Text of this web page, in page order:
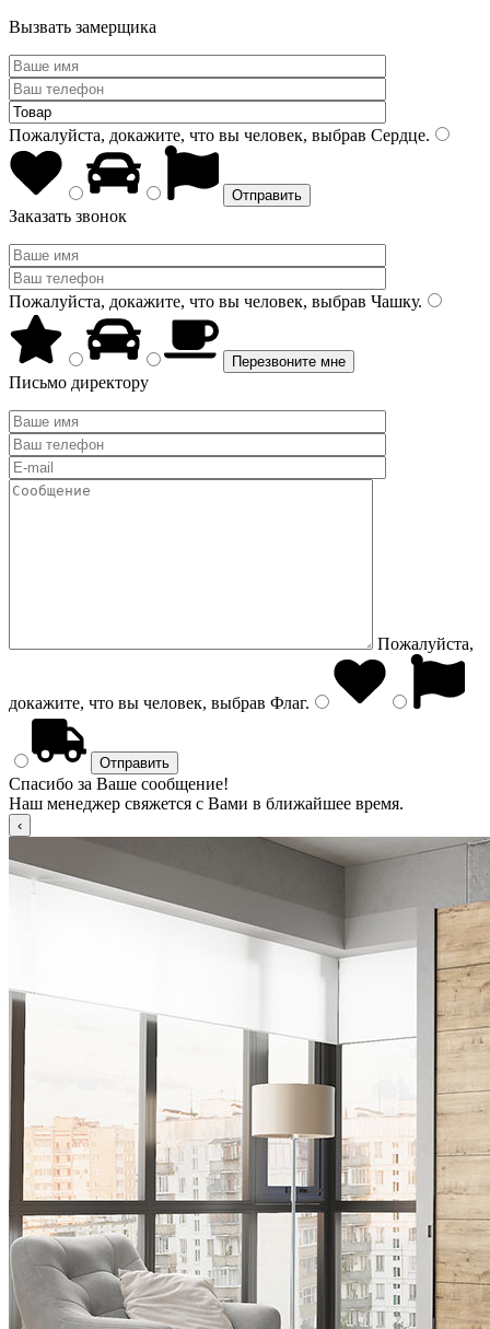
Вызвать замерщика
Пожалуйста, докажите, что вы человек, выбрав Сердце.
Заказать звонок
Пожалуйста, докажите, что вы человек, выбрав Чашку.
Письмо директору
Пожалуйста,
докажите, что вы человек, выбрав Флаг.
Спасибо за Ваше сообщение!
Наш менеджер свяжется с Вами в ближайшее время.